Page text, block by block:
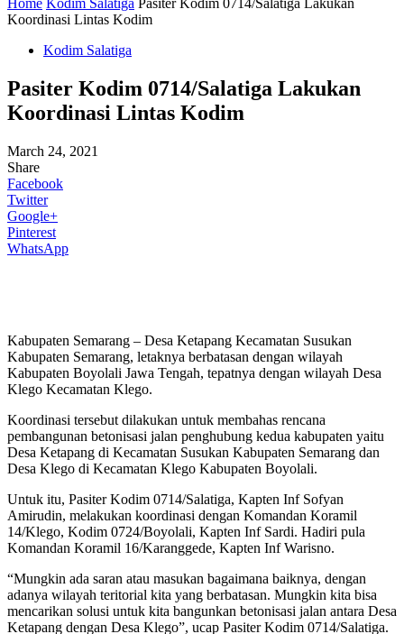
Home Kodim Salatiga Pasiter Kodim 0714/Salatiga Lakukan
Koordinasi Lintas Kodim
Kodim Salatiga
Pasiter Kodim 0714/Salatiga Lakukan
Koordinasi Lintas Kodim
March 24, 2021
Share
Facebook
Twitter
Google+
Pinterest
WhatsApp
Kabupaten Semarang – Desa Ketapang Kecamatan Susukan
Kabupaten Semarang, letaknya berbatasan dengan wilayah
Kabupaten Boyolali Jawa Tengah, tepatnya dengan wilayah Desa
Klego Kecamatan Klego.
Koordinasi tersebut dilakukan untuk membahas rencana
pembangunan betonisasi jalan penghubung kedua kabupaten yaitu
Desa Ketapang di Kecamatan Susukan Kabupaten Semarang dan
Desa Klego di Kecamatan Klego Kabupaten Boyolali.
Untuk itu, Pasiter Kodim 0714/Salatiga, Kapten Inf Sofyan
Amirudin, melakukan koordinasi dengan Komandan Koramil
14/Klego, Kodim 0724/Boyolali, Kapten Inf Sardi. Hadiri pula
Komandan Koramil 16/Karanggede, Kapten Inf Warisno.
“Mungkin ada saran atau masukan bagaimana baiknya, dengan
adanya wilayah teritorial kita yang berbatasan. Mungkin kita bisa
mencarikan solusi untuk kita bangunkan betonisasi jalan antara Desa
Ketapang dengan Desa Klego”, ucap Pasiter Kodim 0714/Salatiga.